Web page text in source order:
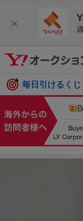
毎日引けるく